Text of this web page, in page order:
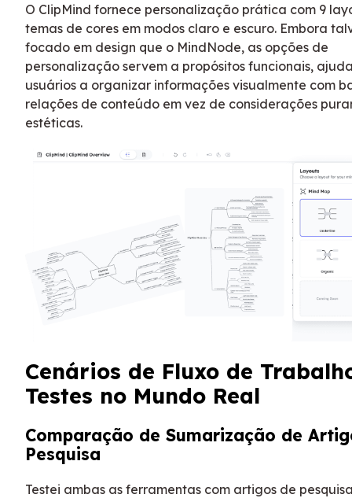
O ClipMind fornece personalização prática com 9
temas de cores em modos claro e escuro. Embora
focado em design que o MindNode, as opções de
personalização servem a propósitos funcionais,
usuários a organizar informações visualmente com
relações de conteúdo em vez de considerações
estéticas.
Cenários de Fluxo de
Testes no Mundo Real
Comparação de Sumarização de
Pesquisa
Testei ambas as ferramentas com artigos de